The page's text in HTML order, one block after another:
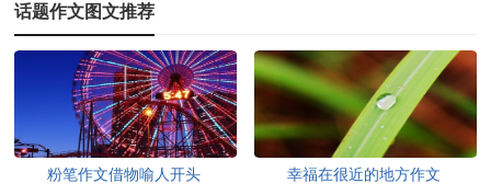
话题作文图文推荐
粉笔作文借物喻人开头 幸福在很近的地方作文